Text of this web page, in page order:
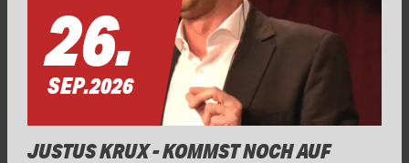
26.
SEP.2026
JUSTUS KRUX - KOMMST NOCH AUF